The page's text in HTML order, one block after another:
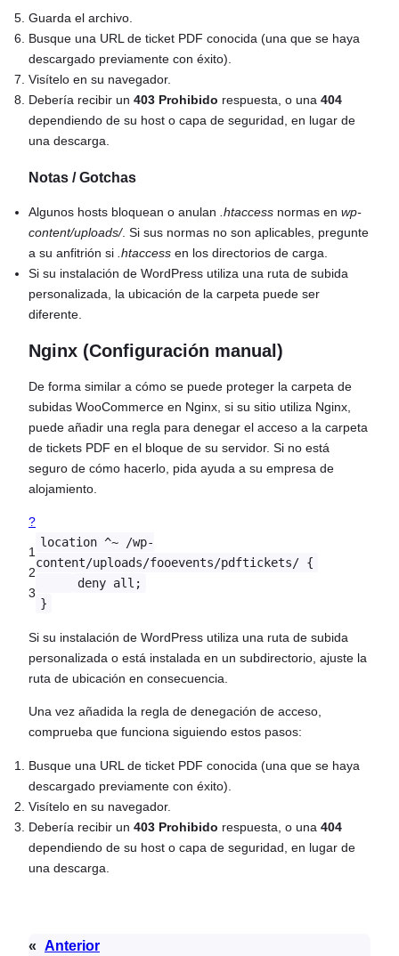
Guarda el archivo.
Busque una URL de ticket PDF conocida (una que se haya
descargado previamente con éxito).
Visítelo en su navegador.
Debería recibir un 403 Prohibido respuesta, o una 404
dependiendo de su host o capa de seguridad, en lugar de
una descarga.
Notas / Gotchas
Algunos hosts bloquean o anulan .htaccess normas en wp-
content/uploads/. Si sus normas no son aplicables, pregunte
a su anfitrión si .htaccess en los directorios de carga.
Si su instalación de WordPress utiliza una ruta de subida
personalizada, la ubicación de la carpeta puede ser
diferente.
Nginx (Configuración manual)
De forma similar a cómo se puede proteger la carpeta de
subidas WooCommerce en Nginx, si su sitio utiliza Nginx,
puede añadir una regla para denegar el acceso a la carpeta
de tickets PDF en el bloque de su servidor. Si no está
seguro de cómo hacerlo, pida ayuda a su empresa de
alojamiento.
?
1
2
3
location ^~ /wp-
content/uploads/fooevents/pdftickets/ {
deny all;
}
Si su instalación de WordPress utiliza una ruta de subida
personalizada o está instalada en un subdirectorio, ajuste la
ruta de ubicación en consecuencia.
Una vez añadida la regla de denegación de acceso,
comprueba que funciona siguiendo estos pasos:
Busque una URL de ticket PDF conocida (una que se haya
descargado previamente con éxito).
Visítelo en su navegador.
Debería recibir un 403 Prohibido respuesta, o una 404
dependiendo de su host o capa de seguridad, en lugar de
una descarga.
« Anterior